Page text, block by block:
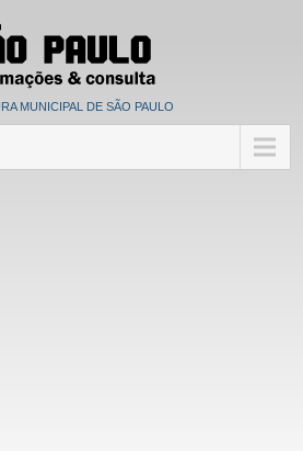
MUNICIPAL DE SÃO PAULO